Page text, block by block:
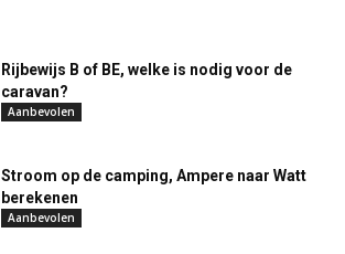
Rijbewijs B of BE, welke is nodig voor de
caravan?
Aanbevolen
Stroom op de camping, Ampere naar Watt
berekenen
Aanbevolen